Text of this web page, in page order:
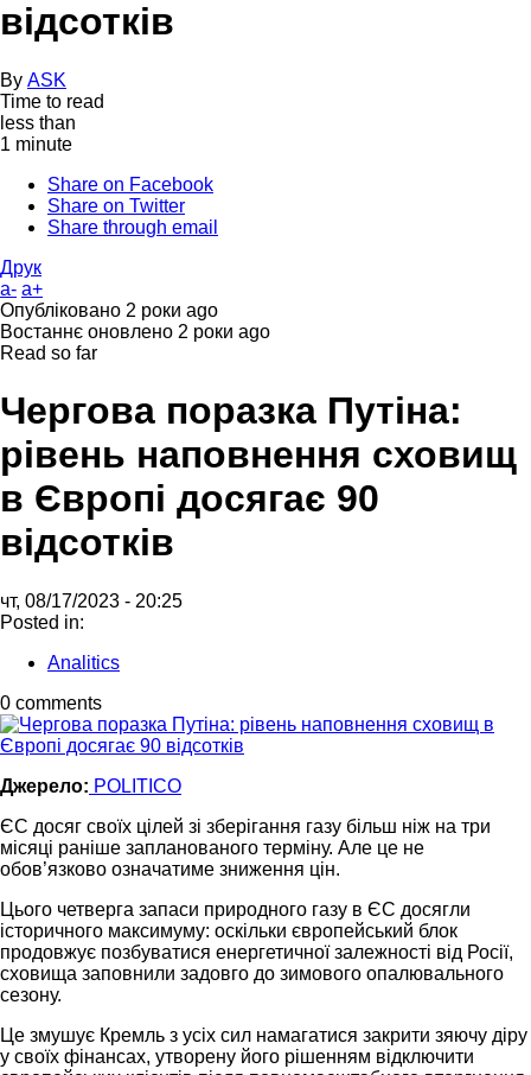
відсотків
By ASK
Time to read
less than
1 minute
Share on Facebook
Share on Twitter
Share through email
Друк
a- a+
Опубліковано 2 роки ago
Востаннє оновлено 2 роки ago
Read so far
Чергова поразка Путіна:
рівень наповнення сховищ
в Європі досягає 90
відсотків
чт, 08/17/2023 - 20:25
Posted in:
Analitics
0 comments
Джерело: POLITICO
ЄС досяг своїх цілей зі зберігання газу більш ніж на три
місяці раніше запланованого терміну. Але це не
обов’язково означатиме зниження цін.
Цього четверга запаси природного газу в ЄС досягли
історичного максимуму: оскільки європейський блок
продовжує позбуватися енергетичної залежності від Росії,
сховища заповнили задовго до зимового опалювального
сезону.
Це змушує Кремль з усіх сил намагатися закрити зяючу діру
у своїх фінансах, утворену його рішенням відключити